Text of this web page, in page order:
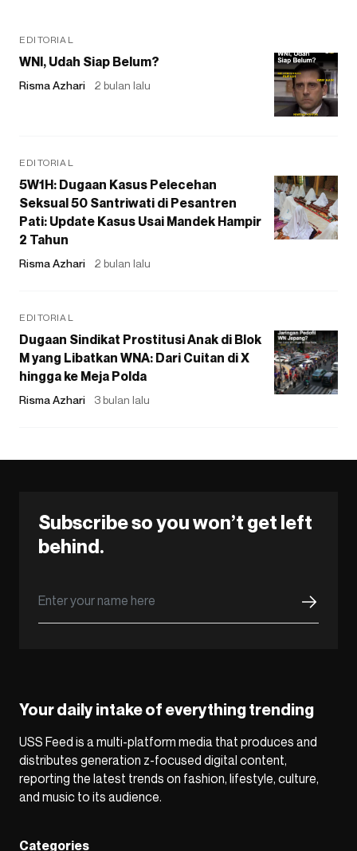
EDITORIAL
WNI, Udah Siap Belum?
Risma Azhari 2 bulan lalu
EDITORIAL
5W1H: Dugaan Kasus Pelecehan
Seksual 50 Santriwati di Pesantren
Pati: Update Kasus Usai Mandek Hampir
2 Tahun
Risma Azhari 2 bulan lalu
EDITORIAL
Dugaan Sindikat Prostitusi Anak di Blok
M yang Libatkan WNA: Dari Cuitan di X
hingga ke Meja Polda
Risma Azhari 3 bulan lalu
Subscribe so you won’t get left
behind.
Your daily intake of everything trending
USS Feed is a multi-platform media that produces and
distributes generation z-focused digital content,
reporting the latest trends on fashion, lifestyle, culture,
and music to its audience.
Categories